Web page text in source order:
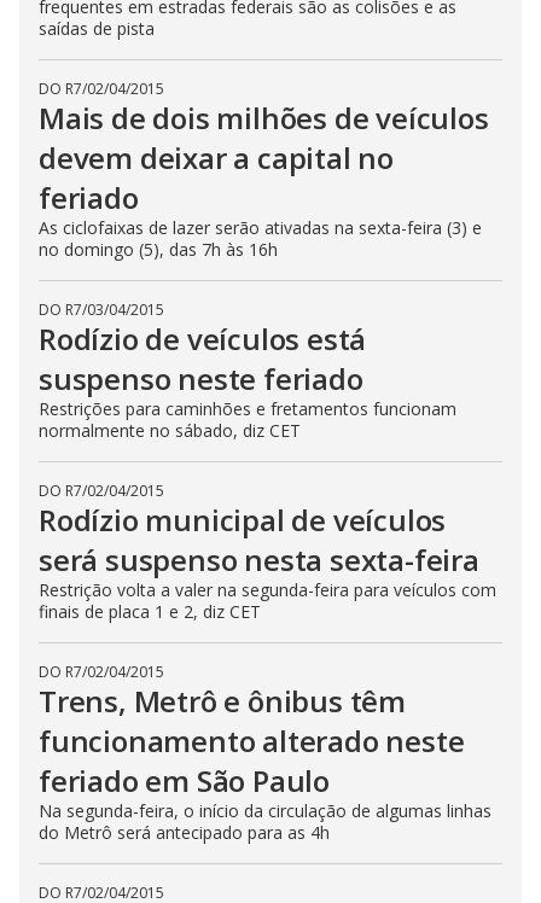
frequentes em estradas federais são as colisões e as
saídas de pista
DO R7/02/04/2015
Mais de dois milhões de veículos
devem deixar a capital no
feriado
As ciclofaixas de lazer serão ativadas na sexta-feira (3) e
no domingo (5), das 7h às 16h
DO R7/03/04/2015
Rodízio de veículos está
suspenso neste feriado
Restrições para caminhões e fretamentos funcionam
normalmente no sábado, diz CET
DO R7/02/04/2015
Rodízio municipal de veículos
será suspenso nesta sexta-feira
Restrição volta a valer na segunda-feira para veículos com
finais de placa 1 e 2, diz CET
DO R7/02/04/2015
Trens, Metrô e ônibus têm
funcionamento alterado neste
feriado em São Paulo
Na segunda-feira, o início da circulação de algumas linhas
do Metrô será antecipado para as 4h
DO R7/02/04/2015